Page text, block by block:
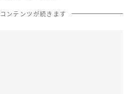
ンテンツが続きます